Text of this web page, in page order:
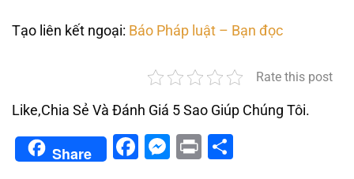
Tạo liên kết ngoại: Báo Pháp luật – Bạn đọc
Rate this post
Like,Chia Sẻ Và Đánh Giá 5 Sao Giúp Chúng Tôi.
Share Facebook
Messenger
Print